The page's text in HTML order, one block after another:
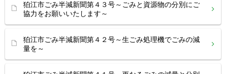
狛江市ごみ半減新聞第４３号～ごみと資源物の分別にご
協力をお願いいたします～
狛江市ごみ半減新聞第４２号～生ごみ処理機でごみの減
量を～